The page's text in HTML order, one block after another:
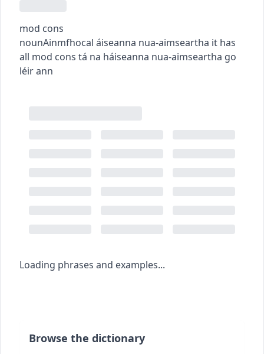
mod cons
nounAinmfhocal áiseanna nua-aimseartha it has
all mod cons tá na háiseanna nua-aimseartha go
léir ann
Loading phrases and examples...
Browse the dictionary